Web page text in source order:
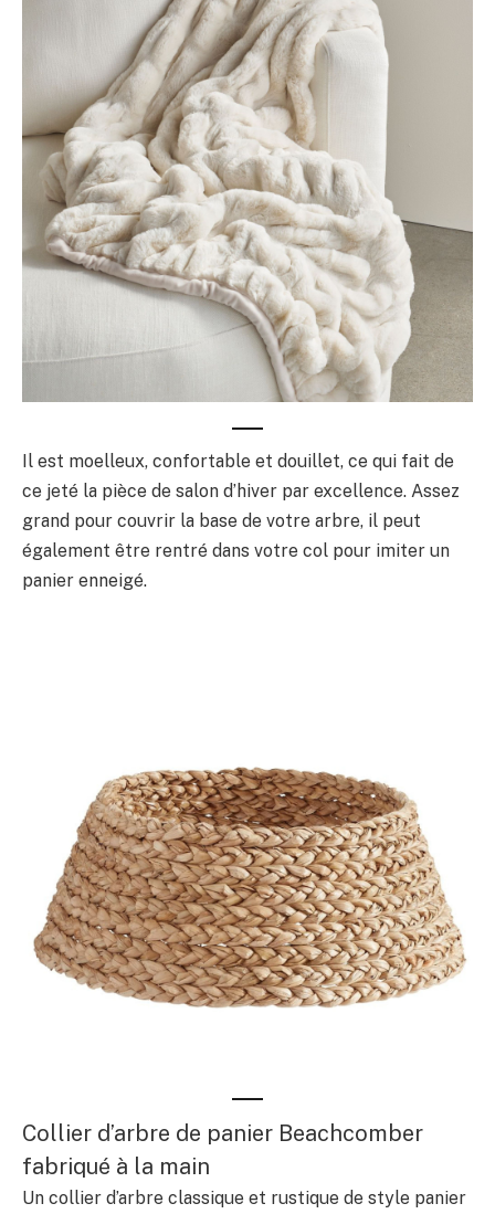
Il est moelleux, confortable et douillet, ce qui fait de
ce jeté la pièce de salon d’hiver par excellence. Assez
grand pour couvrir la base de votre arbre, il peut
également être rentré dans votre col pour imiter un
panier enneigé.
Collier d’arbre de panier Beachcomber
fabriqué à la main
Un collier d’arbre classique et rustique de style panier